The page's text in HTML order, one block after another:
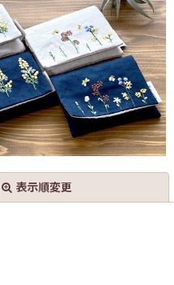
表示順変更